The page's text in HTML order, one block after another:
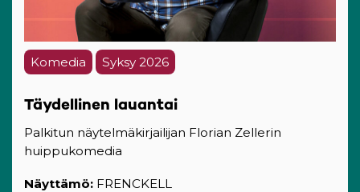
Komedia Syksy 2026
Täydellinen lauantai
Palkitun näytelmäkirjailijan Florian Zellerin
huippukomedia
Näyttämö: FRENCKELL